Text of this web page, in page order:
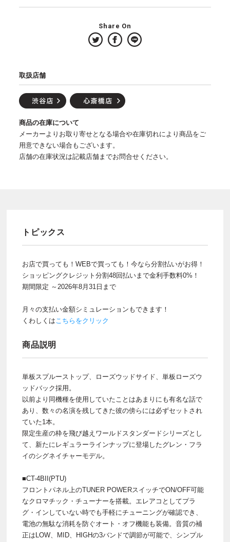
Share On
取扱店舗
商品の在庫について
メーカーよりお取り寄せとなる場合や在庫切れにより商品をご
用意できない場合もございます。
店舗の在庫状況は記載店舗までお問合せください。
トピックス
お店で買っても！WEBで買っても！今なら分割払いがお得！
ショッピングクレジット分割48回払いまで金利手数料0%！
期間限定 ～2026年8月31日まで
月々の支払い金額シミュレーションもできます！
くわしくはこちらをクリック
商品説明
単板スプルーストップ、ローズウッドサイド、単板ローズウ
ッドバック採用。
以前より同機種を使用していたことはあまりにも有名な話で
あり、数々の名演を残してきた彼の傍らには必ずセットされ
ていた1本。
限定生産の枠を飛び越えワールドスタンダードシリーズとし
て、新たにレギュラーラインナップに登場したグレン・フラ
イのシグネイチャーモデル。
■CT-4BII(PTU)
フロントパネル上のTUNER POWERスイッチでON/OFF可能
なクロマチック・チューナーを搭載。エレアコとしてプラ
グ・インしていない時でも手軽にチューニングが確認でき、
電池の無駄な消耗を防ぐオート・オフ機能も装備。音質の補
正はLOW、MID、HIGHの3バンドで調節が可能で、シンプル